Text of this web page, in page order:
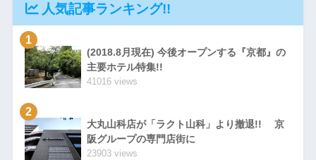
人気記事ランキング!!
1
(2018.8月現在) 今後オープンする『京都』の
主要ホテル特集!!
41016 views
2
大丸山科店が「ラクト山科」より撤退!! 京
阪グループの専門店街に
23903 views